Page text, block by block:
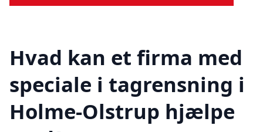
Hvad kan et firma med
speciale i tagrensning i
Holme-Olstrup hjælpe